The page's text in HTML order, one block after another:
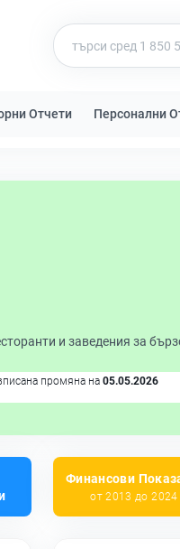
Отчети Персонални
и заведения за
промяна на 05.05.2026
Финансови
от 2013 до 2024